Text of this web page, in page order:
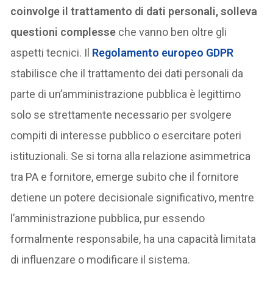
coinvolge il trattamento di dati personali, solleva
questioni complesse che vanno ben oltre gli
aspetti tecnici. Il Regolamento europeo GDPR
stabilisce che il trattamento dei dati personali da
parte di un’amministrazione pubblica è legittimo
solo se strettamente necessario per svolgere
compiti di interesse pubblico o esercitare poteri
istituzionali. Se si torna alla relazione asimmetrica
tra PA e fornitore, emerge subito che il fornitore
detiene un potere decisionale significativo, mentre
l’amministrazione pubblica, pur essendo
formalmente responsabile, ha una capacità limitata
di influenzare o modificare il sistema.